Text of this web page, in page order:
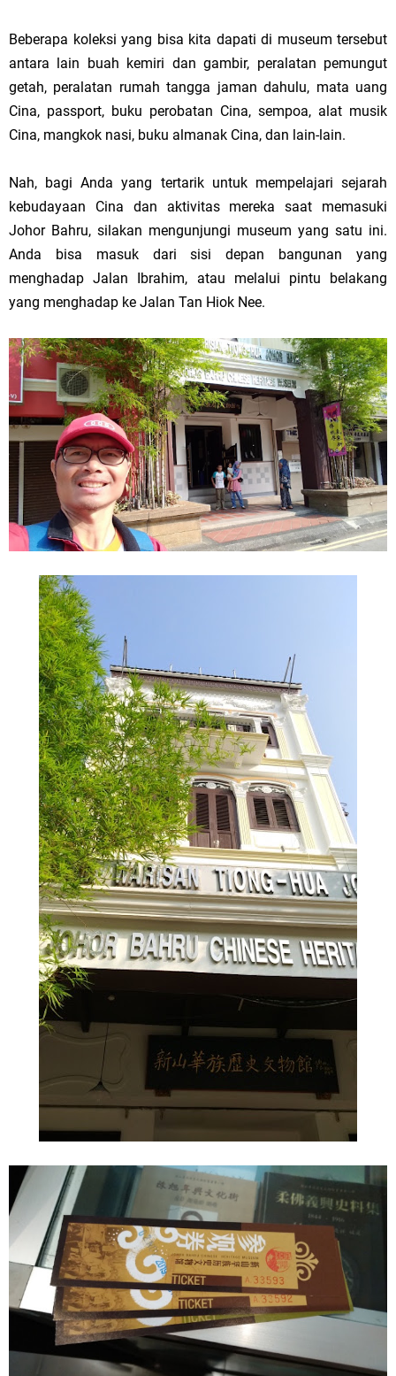
Beberapa koleksi yang bisa kita dapati di museum tersebut
antara lain buah kemiri dan gambir, peralatan pemungut
getah, peralatan rumah tangga jaman dahulu, mata uang
Cina, passport, buku perobatan Cina, sempoa, alat musik
Cina, mangkok nasi, buku almanak Cina, dan lain-lain.
Nah, bagi Anda yang tertarik untuk mempelajari sejarah
kebudayaan Cina dan aktivitas mereka saat memasuki
Johor Bahru, silakan mengunjungi museum yang satu ini.
Anda bisa masuk dari sisi depan bangunan yang
menghadap Jalan Ibrahim, atau melalui pintu belakang
yang menghadap ke Jalan Tan Hiok Nee.